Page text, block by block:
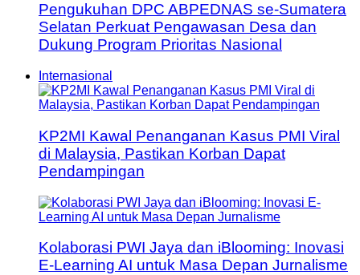
Pengukuhan DPC ABPEDNAS se-Sumatera
Selatan Perkuat Pengawasan Desa dan
Dukung Program Prioritas Nasional
Internasional
KP2MI Kawal Penanganan Kasus PMI Viral
di Malaysia, Pastikan Korban Dapat
Pendampingan
Kolaborasi PWI Jaya dan iBlooming: Inovasi
E-Learning AI untuk Masa Depan Jurnalisme